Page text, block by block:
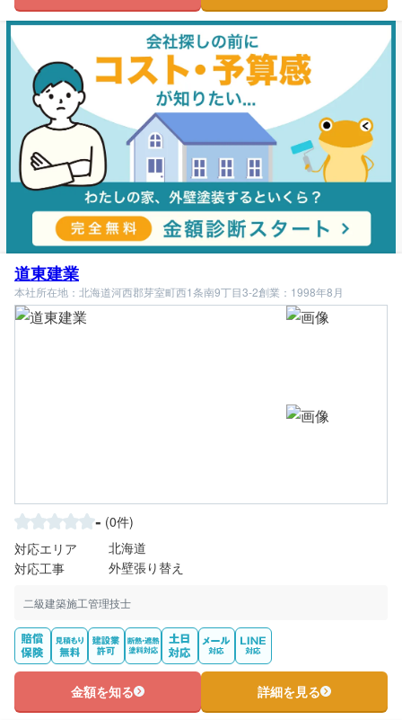
道東建業
本社所在地：北海道河西郡芽室町西1条南9丁目3-2創業：1998年8月
- (0件)
対応エリア
北海道
対応工事
外壁張り替え
二級建築施工管理技士
金額を知る 詳細を見る